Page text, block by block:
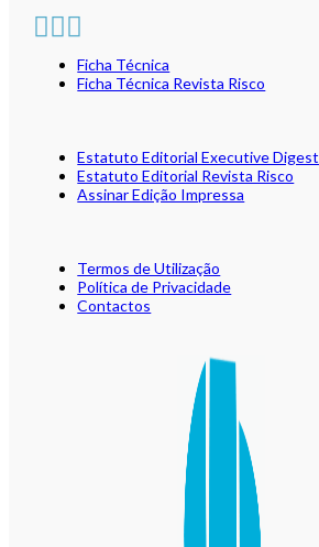
Ficha Técnica
Ficha Técnica Revista Risco
Estatuto Editorial Executive Digest
Estatuto Editorial Revista Risco
Assinar Edição Impressa
Termos de Utilização
Política de Privacidade
Contactos